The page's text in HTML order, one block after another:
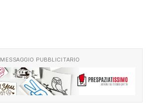
MESSAGGIO PUBBLICITARIO